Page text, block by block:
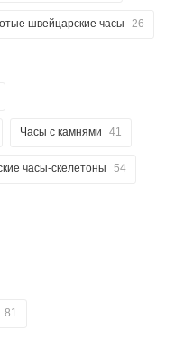
швейцарские часы 26
Часы с камнями 41
часы-скелетоны 54
81